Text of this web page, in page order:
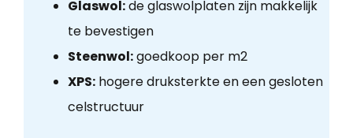
Glaswol:de glaswolplaten zijn makkelijk
te bevestigen
Steenwol:goedkoop per m2
XPS:hogere druksterkte en een gesloten
celstructuur